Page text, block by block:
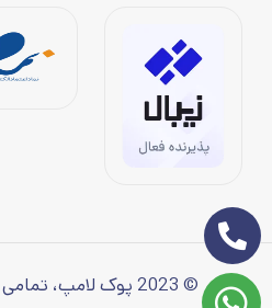
© 2023 پوک لامپ، تمامی حقوق محفوظ است